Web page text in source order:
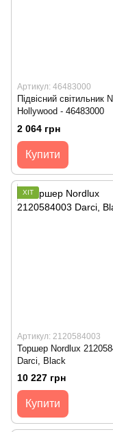
Артикул: 46483000
Підвісний світильник
Hollywood - 46483000
2 064 грн
Купити
ХІТ
Артикул: 2120584003
Торшер Nordlux
Darci, Black
10 227 грн
Купити